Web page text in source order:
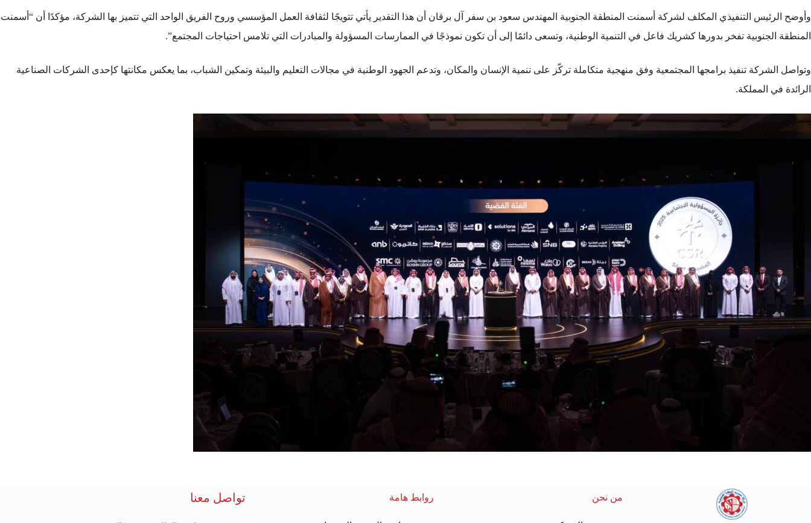
وأوضح الرئيس التنفيذي المكلف لشركة أسمنت المنطقة الجنوبية المهندس سعود بن سفر آل برقان أن هذا التقدير يأتي تتويجًا لثقافة العمل المؤسسي وروح الفريق الواحد التي تتميز بها الشركة، مؤكدًا أن “أسمنت
المنطقة الجنوبية تفخر بدورها كشريك فاعل في التنمية الوطنية، وتسعى دائمًا إلى أن تكون نموذجًا في الممارسات المسؤولة والمبادرات التي تلامس احتياجات المجتمع”.
وتواصل الشركة تنفيذ برامجها المجتمعية وفق منهجية متكاملة تركّز على تنمية الإنسان والمكان، وتدعم الجهود الوطنية في مجالات التعليم والبيئة وتمكين الشباب، بما يعكس مكانتها كإحدى الشركات الصناعية
الرائدة في المملكة.
من نحن روابط هامة تواصل معنا